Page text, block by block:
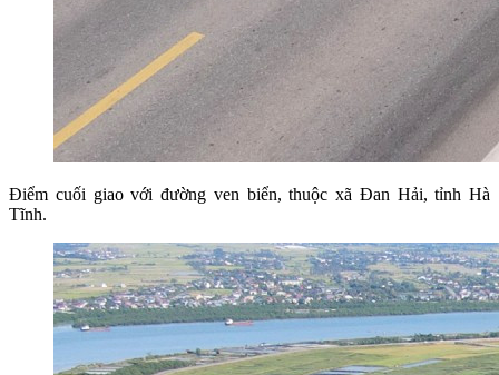
Điểm cuối giao với đường ven biển, thuộc xã Đan Hải, tỉnh Hà
Tĩnh.